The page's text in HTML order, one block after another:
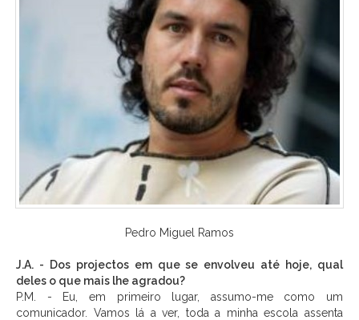
Pedro Miguel Ramos
J.A. - Dos projectos em que se envolveu até hoje, qual
deles o que mais lhe agradou?
P.M. - Eu, em primeiro lugar, assumo-me como um
comunicador. Vamos lá a ver, toda a minha escola assenta